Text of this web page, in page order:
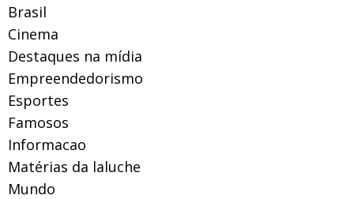
Brasil
Cinema
Destaques na mídia
Empreendedorismo
Esportes
Famosos
Informacao
Matérias da laluche
Mundo